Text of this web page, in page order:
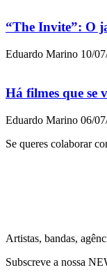
“The Invite”: O
Eduardo Marino 10/
Há filmes que se
Eduardo Marino 06/
Se queres colaborar
Artistas, bandas,
Subscreve a nossa